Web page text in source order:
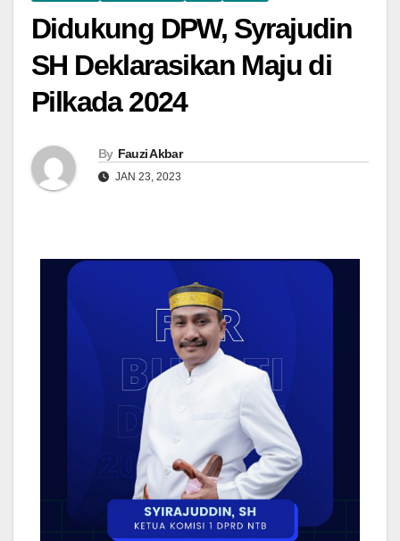
Didukung DPW, Syrajudin
SH Deklarasikan Maju di
Pilkada 2024
By Fauzi Akbar
JAN 23, 2023